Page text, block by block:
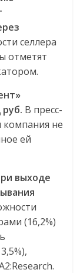
селлера
отметят
В пресс-
компания не
ей
выходе
(16,2%)